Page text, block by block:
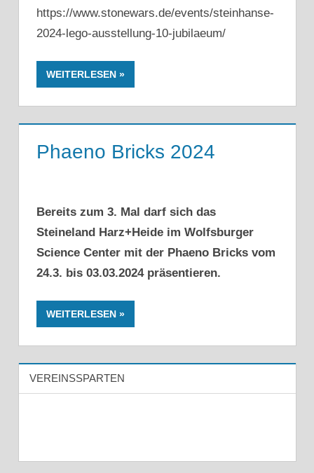
https://www.stonewars.de/events/steinhanse-
2024-lego-ausstellung-10-jubilaeum/
WEITERLESEN
Phaeno Bricks 2024
Bereits zum 3. Mal darf sich das
Steineland Harz+Heide im Wolfsburger
Science Center mit der Phaeno Bricks vom
24.3. bis 03.03.2024 präsentieren.
WEITERLESEN
VEREINSSPARTEN